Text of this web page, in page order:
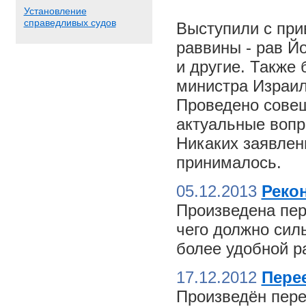
Установление
справедливых судов
Выступили с
раввины - рав
и другие. Также
министра
Проведено
актуальные
Никаких
принималось.
05.12.2013
Произведена
чего должно
более удобной
17.12.2012
Произведён